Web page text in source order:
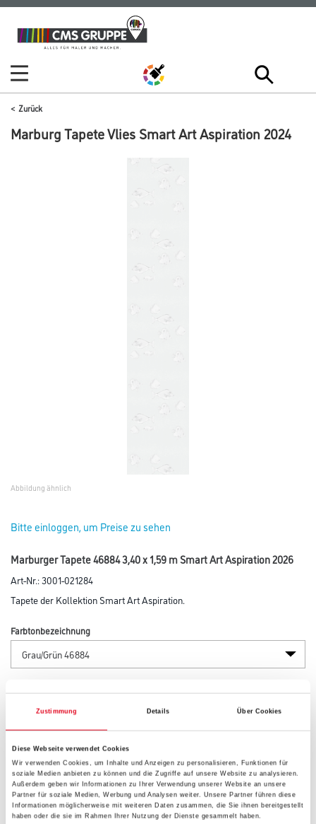
Zustimmung Details Über Cookies
Diese Webseite verwendet Cookies
Wir verwenden Cookies, um Inhalte und Anzeigen zu personalisieren, Funktionen für
soziale Medien anbieten zu können und die Zugriffe auf unsere Website zu analysieren.
Außerdem geben wir Informationen zu Ihrer Verwendung unserer Website an unsere
Partner für soziale Medien, Werbung und Analysen weiter. Unsere Partner führen diese
Informationen möglicherweise mit weiteren Daten zusammen, die Sie ihnen bereitgestellt
haben oder die sie im Rahmen Ihrer Nutzung der Dienste gesammelt haben.
Zum
Inhalt
Zum
Navigationsmenü
Zurück
Marburg Tapete Vlies Smart Art Aspiration 2024
Abbildung ähnlich
Bitte einloggen, um Preise zu sehen
Marburger Tapete 46884 3,40 x 1,59 m Smart Art Aspiration 2026
Art-Nr.:3001-021284
Tapete der Kollektion Smart Art Aspiration.
Farbtonbezeichnung